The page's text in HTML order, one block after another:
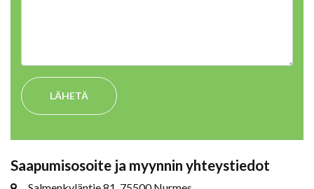
LÄHETÄ
Saapumisosoite ja myynnin yhteystiedot